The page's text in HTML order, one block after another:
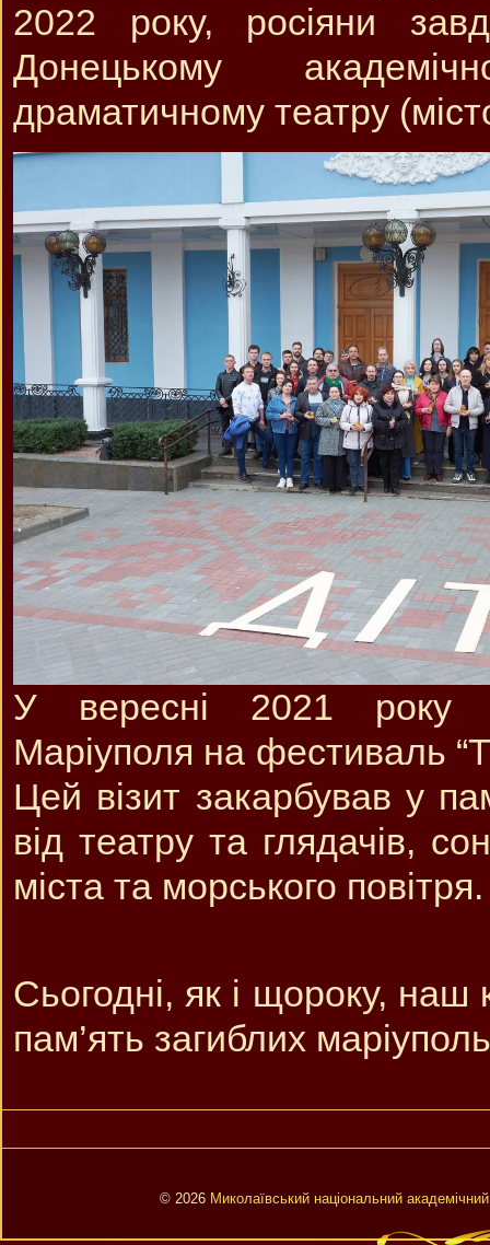
2022 року, росіяни
Донецькому
драматичному театру
У вересні 2021 року
Маріуполя на фестиваль
Цей візит закарбував у
від театру та глядачів,
міста та морського повітря.
Сьогодні, як і щороку, наш
пам’ять загиблих
© 2026 Миколаївський національний